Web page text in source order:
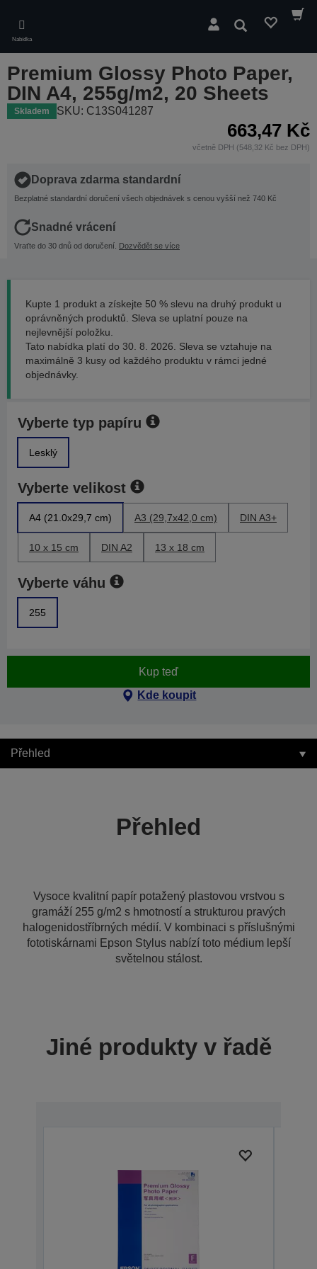
main
content
Nabídka
Hledat
Premium Glossy Photo Paper,
DIN A4, 255g/m2, 20 Sheets
Skladem SKU: C13S041287
663,47 Kč
včetně DPH (548,32 Kč bez DPH)
Doprava zdarma standardní
Bezplatné standardní doručení všech objednávek s cenou vyšší než 740 Kč
Snadné vrácení
Vraťte do 30 dnů od doručení. Dozvědět se více
Kupte 1 produkt a získejte 50 % slevu na druhý produkt u
oprávněných produktů. Sleva se uplatní pouze na
nejlevnější položku.
Tato nabídka platí do 30. 8. 2026. Sleva se vztahuje na
maximálně 3 kusy od každého produktu v rámci jedné
objednávky.
Vyberte typ papíru
Lesklý
Vyberte velikost
A4 (21.0x29,7 cm) A3 (29,7x42,0 cm) DIN A3+
10 x 15 cm DIN A2 13 x 18 cm
Vyberte váhu
255
Kup teď
Kde koupit
Přehled
Přehled
Vysoce kvalitní papír potažený plastovou vrstvou s
gramáží 255 g/m2 s hmotností a strukturou pravých
halogenidostříbrných médií. V kombinaci s příslušnými
fototiskárnami Epson Stylus nabízí toto médium lepší
světelnou stálost.
Jiné produkty v řadě